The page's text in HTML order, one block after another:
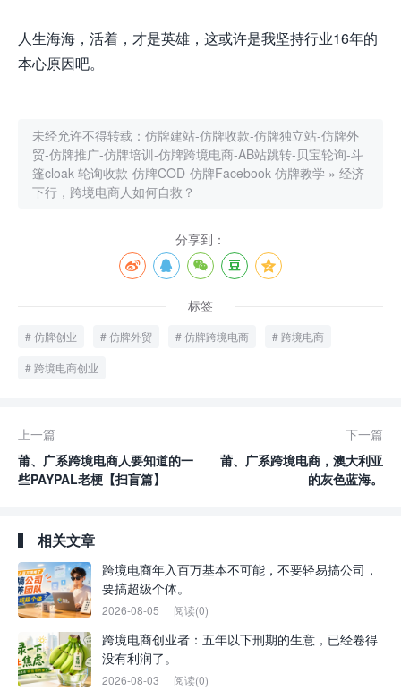
人生海海，活着，才是英雄，这或许是我坚持行业16年的
本心原因吧。
未经允许不得转载： 仿牌建站-仿牌收款-仿牌独立站-仿牌外
贸-仿牌推广-仿牌培训-仿牌跨境电商-AB站跳转-贝宝轮询-斗
篷cloak-轮询收款-仿牌COD-仿牌Facebook-仿牌教学 » 经济
下行，跨境电商人如何自救？
分享到：
标签
仿牌创业 仿牌外贸 仿牌跨境电商 跨境电商
跨境电商创业
上一篇
莆、广系跨境电商人要知道的一
些PAYPAL老梗【扫盲篇】
下一篇
莆、广系跨境电商，澳大利亚
的灰色蓝海。
相关文章
跨境电商年入百万基本不可能，不要轻易搞公司，
要搞超级个体。
2026-08-05 阅读(0)
跨境电商创业者：五年以下刑期的生意，已经卷得
没有利润了。
2026-08-03 阅读(0)